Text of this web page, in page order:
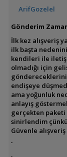
ArifGozelel
Gönderim
İlk kez alışveriş
ilk başta
kendileri ile
olmadığı için
endişeye
ama yoğunluk
anlayış
gerçekten paketi
sinirlendim
Güvenle
.